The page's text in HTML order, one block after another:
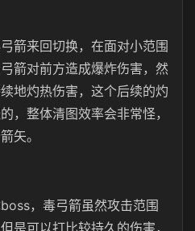
箭来回切换，在面对小范围
箭对前方造成爆炸伤害，然
地灼热伤害，这个后续的灼
，整体清图效率会非常怪，
矢。
，毒弓箭虽然攻击范围
是可以打比较持久的伤害，